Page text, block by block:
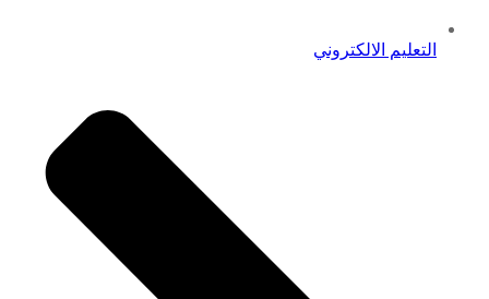
التعليم الالكتروني